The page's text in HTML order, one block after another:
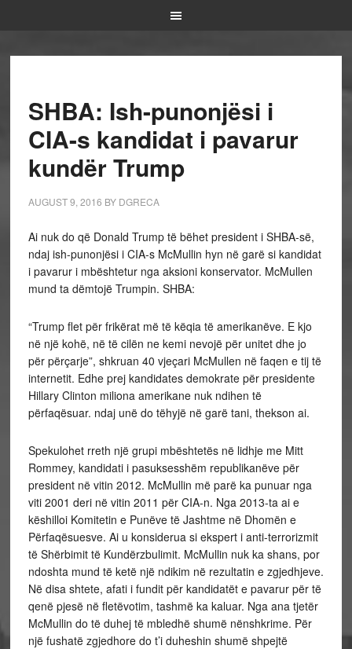
SHBA: Ish-punonjësi i
CIA-s kandidat i pavarur
kundër Trump
AUGUST 9, 2016 BY DGRECA
Ai nuk do që Donald Trump të bëhet president i SHBA-së,
ndaj ish-punonjësi i CIA-s McMullin hyn në garë si kandidat
i pavarur i mbështetur nga aksioni konservator. McMullen
mund ta dëmtojë Trumpin. SHBA:
“Trump flet për frikërat më të këqia të amerikanëve. E kjo
në një kohë, në të cilën ne kemi nevojë për unitet dhe jo
për përçarje”, shkruan 40 vjeçari McMullen në faqen e tij të
internetit. Edhe prej kandidates demokrate për presidente
Hillary Clinton miliona amerikane nuk ndihen të
përfaqësuar. ndaj unë do tëhyjë në garë tani, thekson ai.
Spekulohet rreth një grupi mbështetës në lidhje me Mitt
Rommey, kandidati i pasuksesshëm republikanëve për
president në vitin 2012. McMullin më parë ka punuar nga
viti 2001 deri në vitin 2011 për CIA-n. Nga 2013-ta ai e
këshilloi Komitetin e Punëve të Jashtme në Dhomën e
Përfaqësuesve. Ai u konsiderua si ekspert i anti-terrorizmit
të Shërbimit të Kundërzbulimit. McMullin nuk ka shans, por
ndoshta mund të ketë një ndikim në rezultatin e zgjedhjeve.
Në disa shtete, afati i fundit për kandidatët e pavarur për të
qenë pjesë në fletëvotim, tashmë ka kaluar. Nga ana tjetër
McMullin do të duhej të mbledhë shumë nënshkrime. Për
një fushatë zgjedhore do t’i duheshin shumë shpejtë